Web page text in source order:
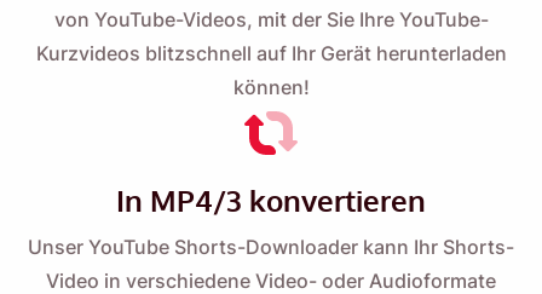
von YouTube-Videos, mit der Sie Ihre YouTube-
Kurzvideos blitzschnell auf Ihr Gerät herunterladen
können!
In MP4/3 konvertieren
Unser YouTube Shorts-Downloader kann Ihr Shorts-
Video in verschiedene Video- oder Audioformate
Erinnere mich 🔔
Senden Sie sich selbst eine Erinnerung zum
Herunterladen von Viddly, wenn Sie wieder an
Name